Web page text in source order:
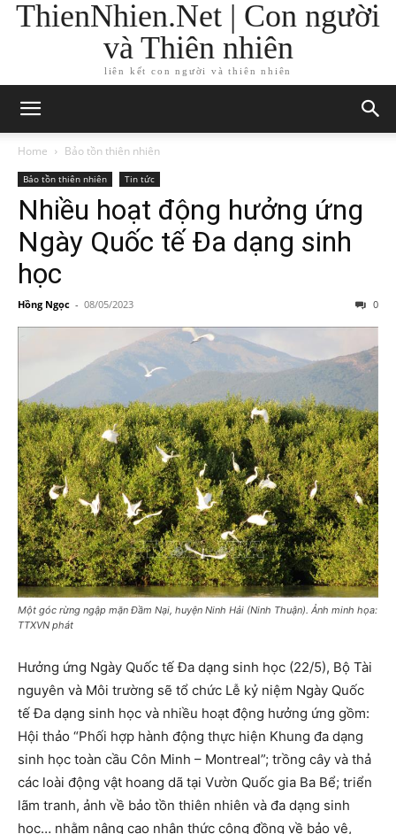
ThienNhien.Net | Con người
và Thiên nhiên
liên kết con người và thiên nhiên
Home Bảo tồn thiên nhiên
Bảo tồn thiên nhiên Tin tức
Nhiều hoạt động hưởng ứng
Ngày Quốc tế Đa dạng sinh
học
Hồng Ngọc - 08/05/2023 0
Một góc rừng ngập mặn Đầm Nại, huyện Ninh Hải (Ninh Thuận). Ảnh minh họa:
TTXVN phát
Hưởng ứng Ngày Quốc tế Đa dạng sinh học (22/5), Bộ Tài
nguyên và Môi trường sẽ tổ chức Lễ kỷ niệm Ngày Quốc
tế Đa dạng sinh học và nhiều hoạt động hưởng ứng gồm:
Hội thảo “Phối hợp hành động thực hiện Khung đa dạng
sinh học toàn cầu Côn Minh – Montreal”; trồng cây và thả
các loài động vật hoang dã tại Vườn Quốc gia Ba Bể; triển
lãm tranh, ảnh về bảo tồn thiên nhiên và đa dạng sinh
học… nhằm nâng cao nhận thức cộng đồng về bảo vệ,